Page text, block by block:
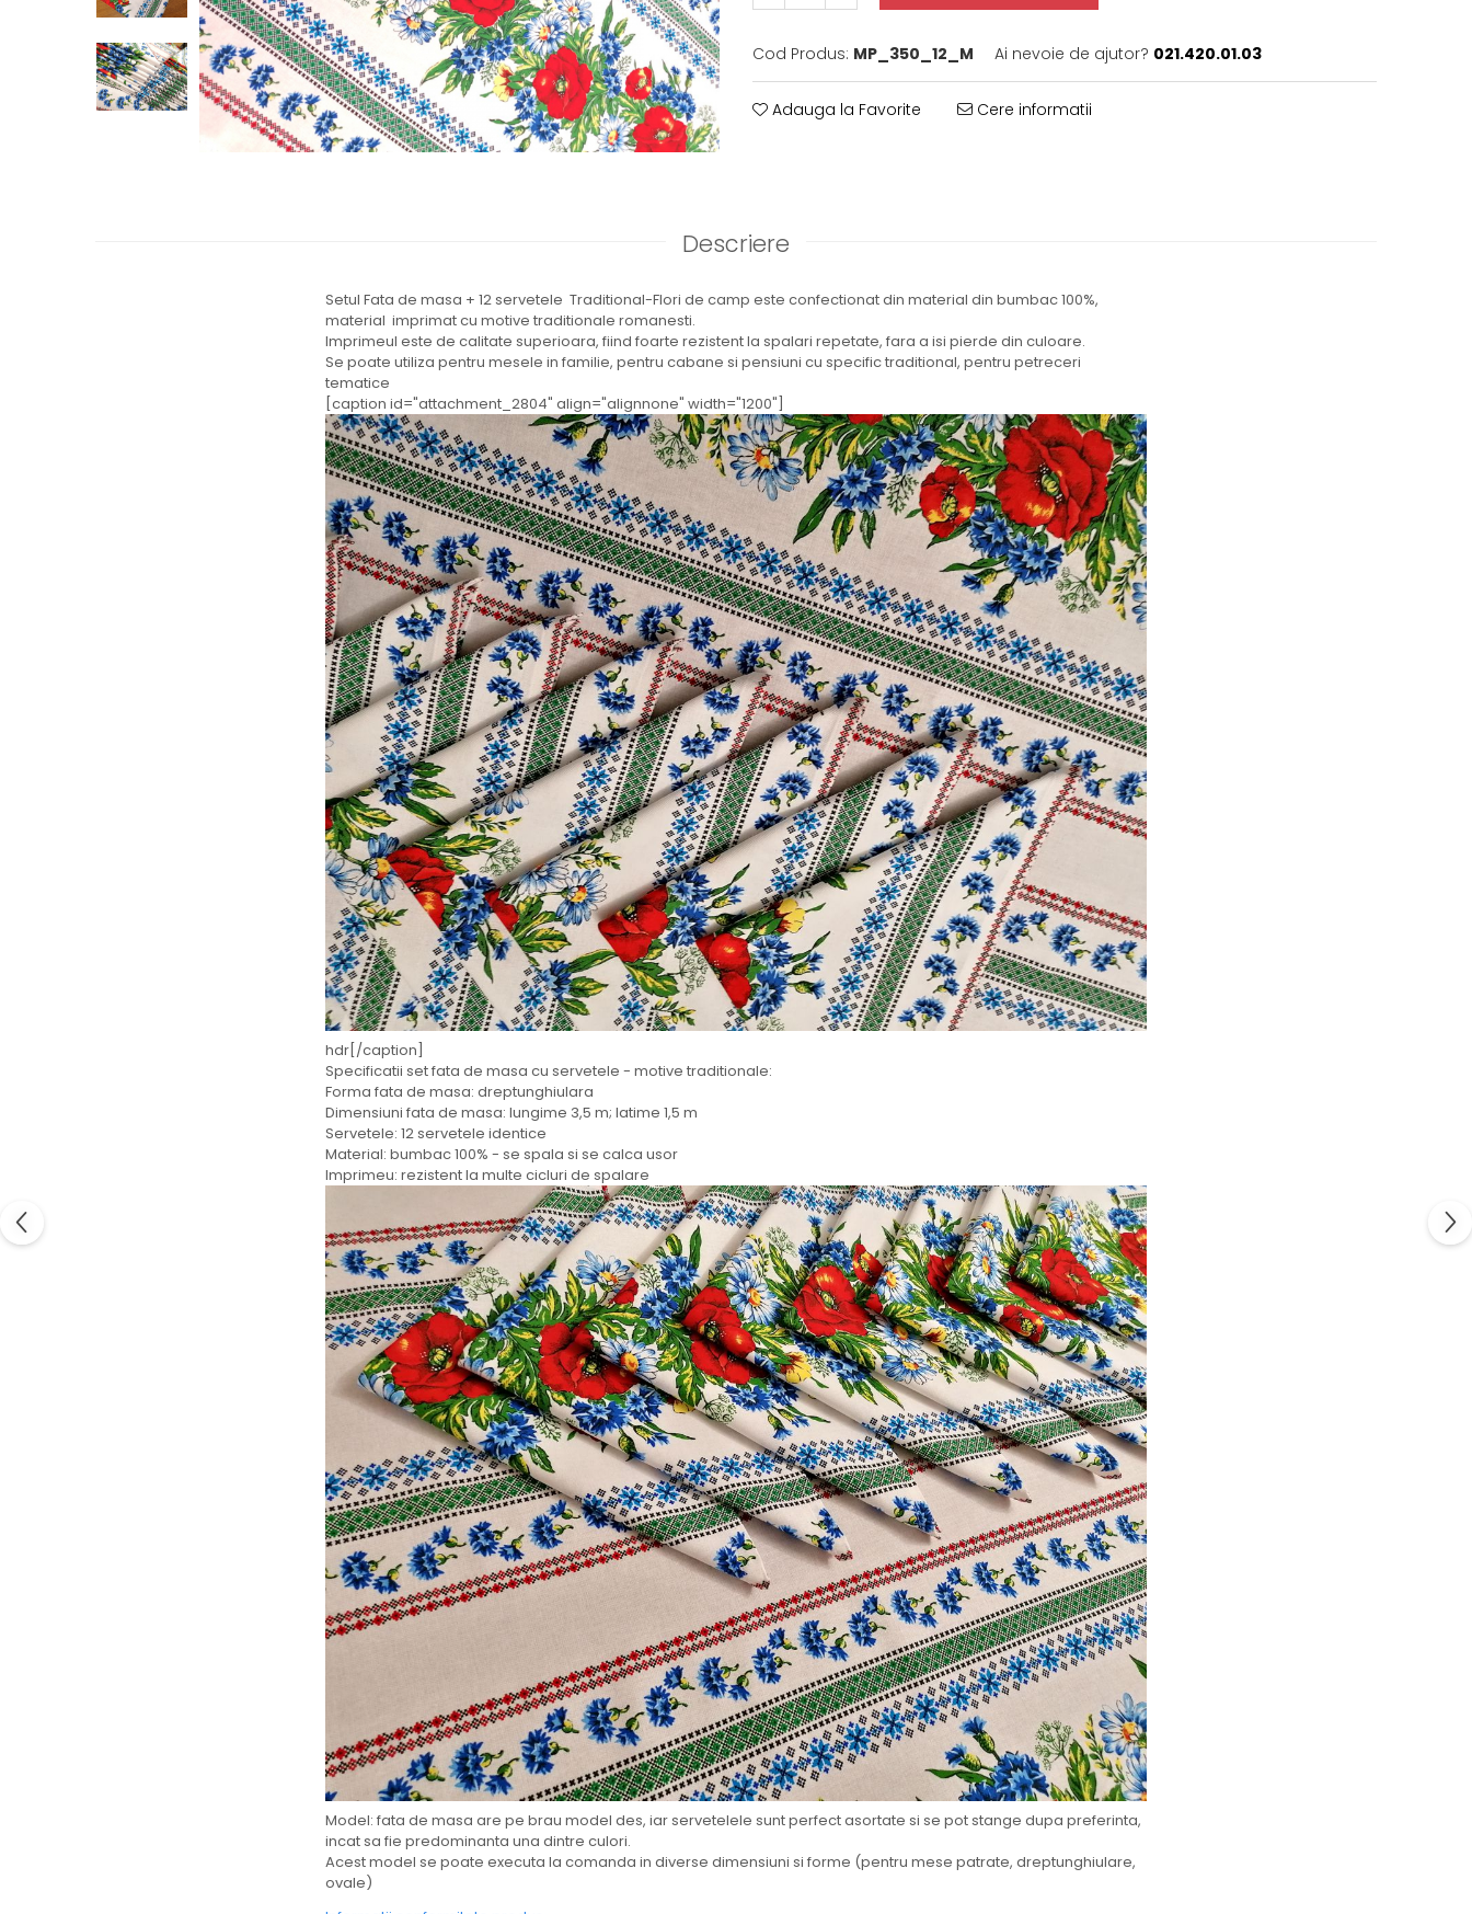
Cod Produs: MP_350_12_M Ai nevoie de ajutor? 021.420.01.03
Adauga la Favorite Cere informatii
Descriere
Setul Fata de masa + 12 servetele Traditional-Flori de camp este confectionat din material din bumbac 100%,
material imprimat cu motive traditionale romanesti.
Imprimeul este de calitate superioara, fiind foarte rezistent la spalari repetate, fara a isi pierde din culoare.
Se poate utiliza pentru mesele in familie, pentru cabane si pensiuni cu specific traditional, pentru petreceri
tematice
[caption id="attachment_2804" align="alignnone" width="1200"]
hdr[/caption]
Specificatii set fata de masa cu servetele - motive traditionale:
Forma fata de masa: dreptunghiulara
Dimensiuni fata de masa: lungime 3,5 m; latime 1,5 m
Servetele: 12 servetele identice
Material: bumbac 100% - se spala si se calca usor
Imprimeu: rezistent la multe cicluri de spalare
Model: fata de masa are pe brau model des, iar servetelele sunt perfect asortate si se pot stange dupa preferinta,
incat sa fie predominanta una dintre culori.
Acest model se poate executa la comanda in diverse dimensiuni si forme (pentru mese patrate, dreptunghiulare,
ovale)